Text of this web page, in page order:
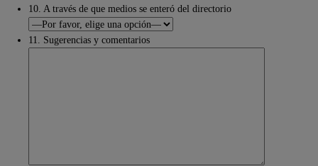
10. A través de que medios se enteró del directorio
11. Sugerencias y comentarios